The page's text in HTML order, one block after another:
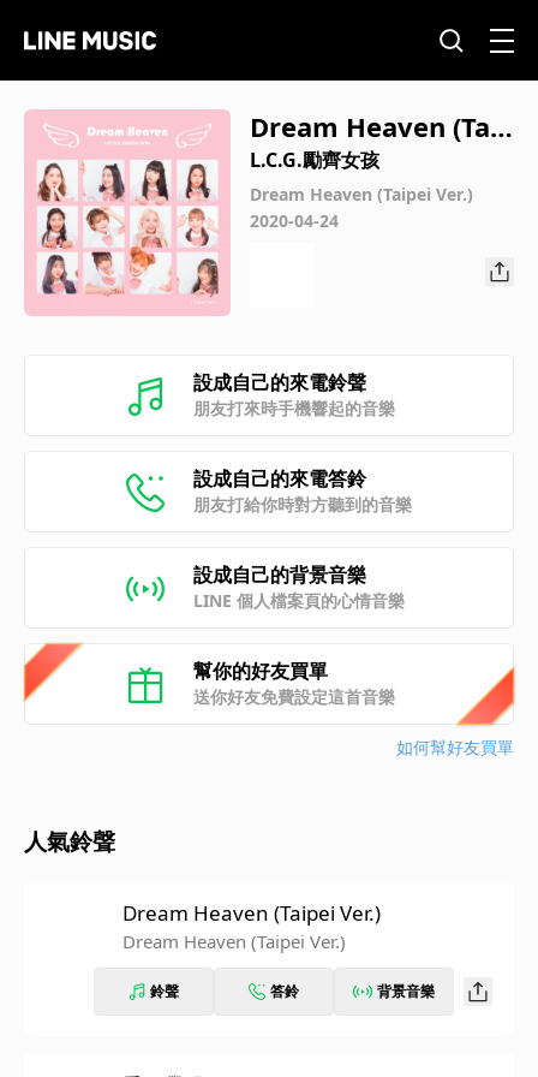
Dream Heaven (Tai
pei Ver.)(伴奏版)
L.C.G.勵齊女孩
Dream Heaven (Taipei Ver.)
2020-04-24
設成自己的來電鈴聲
朋友打來時手機響起的音樂
設成自己的來電答鈴
朋友打給你時對方聽到的音樂
設成自己的背景音樂
LINE 個人檔案頁的心情音樂
幫你的好友買單
送你好友免費設定這首音樂
如何幫好友買單
人氣鈴聲
Dream Heaven (Taipei Ver.)
Dream Heaven (Taipei Ver.)
鈴聲 答鈴 背景音樂